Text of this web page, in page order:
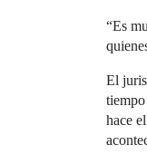
“Es
El
hace